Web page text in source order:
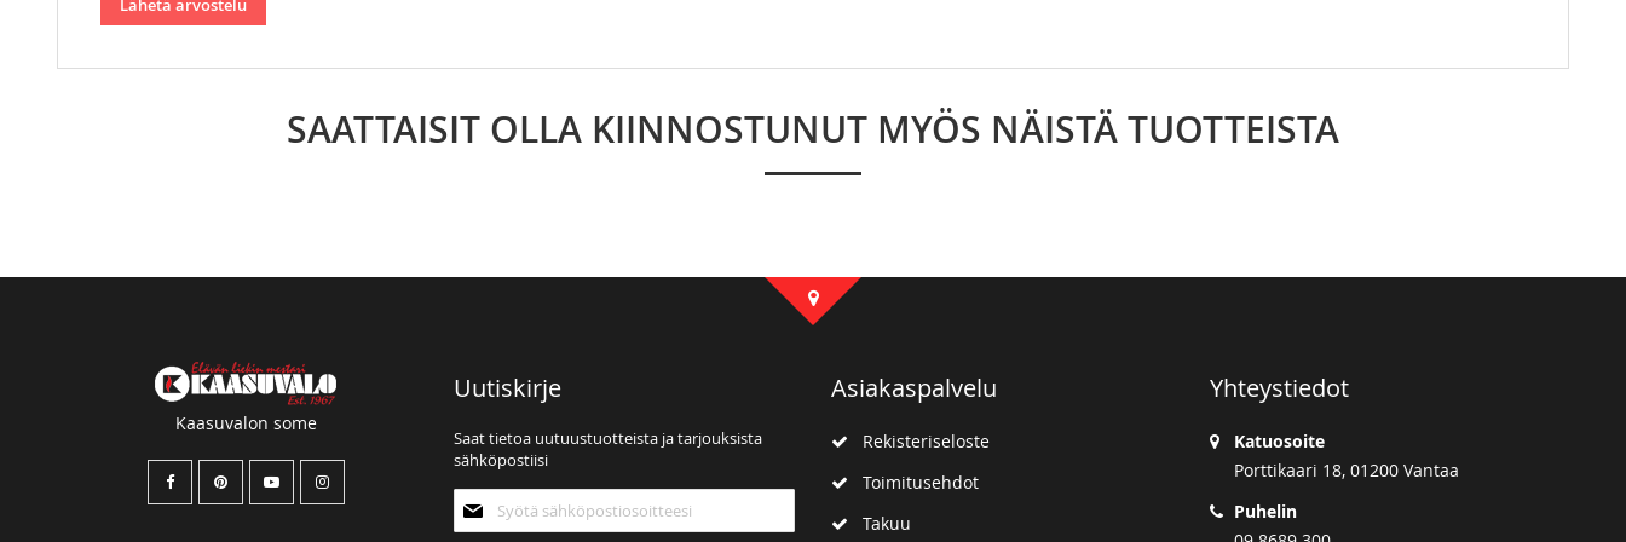
Lähetä arvostelu
SAATTAISIT OLLA KIINNOSTUNUT MYÖS NÄISTÄ TUOTTEISTA
Kaasuvalon some
Uutiskirje
Saat tietoa uutuustuotteista ja tarjouksista
sähköpostiisi
uutiskirjeemme:
Asiakaspalvelu
Rekisteriseloste
Toimitusehdot
Takuu
Yhteystiedot
Katuosoite
Porttikaari 18, 01200 Vantaa
Puhelin